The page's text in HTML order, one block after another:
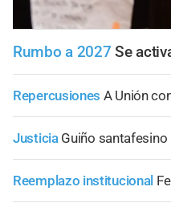
Rumbo a 2027 Se
Repercusiones A Unión
Justicia Guiño
Reemplazo institucional